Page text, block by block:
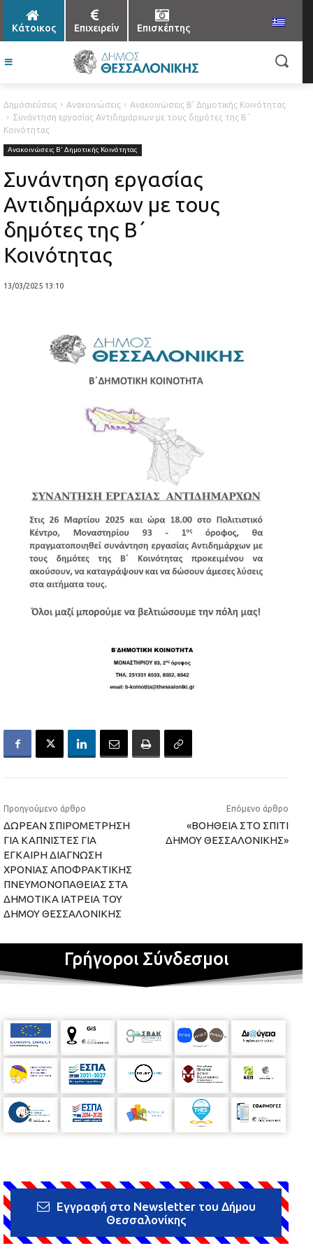
Κάτοικος Επιχειρείν Επισκέπτης
Δημοσιεύσεις Ανακοινώσεις
Ανακοινώσεις Β' Δημοτικής Κοινότητας
Συνάντηση εργασίας Αντιδημάρχων με τους δημότες της Β΄
Κοινότητας
Ανακοινώσεις Β' Δημοτικής Κοινότητας
Συνάντηση εργασίας
Αντιδημάρχων με τους
δημότες της Β΄
Κοινότητας
13/03/2025 13:10
Προηγούμενο άρθρο
ΔΩΡΕΑΝ ΣΠΙΡΟΜΕΤΡΗΣΗ
ΓΙΑ ΚΑΠΝΙΣΤΕΣ ΓΙΑ
ΕΓΚΑΙΡΗ ΔΙΑΓΝΩΣΗ
ΧΡΟΝΙΑΣ ΑΠΟΦΡΑΚΤΙΚΗΣ
ΠΝΕΥΜΟΝΟΠΑΘΕΙΑΣ ΣΤΑ
ΔΗΜΟΤΙΚΑ ΙΑΤΡΕΙΑ ΤΟΥ
ΔΗΜΟΥ ΘΕΣΣΑΛΟΝΙΚΗΣ
Επόμενο άρθρο
«ΒΟΗΘΕΙΑ ΣΤΟ ΣΠΙΤΙ
ΔΗΜΟΥ ΘΕΣΣΑΛΟΝΙΚΗΣ»
Γρήγοροι Σύνδεσμοι
Εγγραφή στο Newsletter του Δήμου
Θεσσαλονίκης